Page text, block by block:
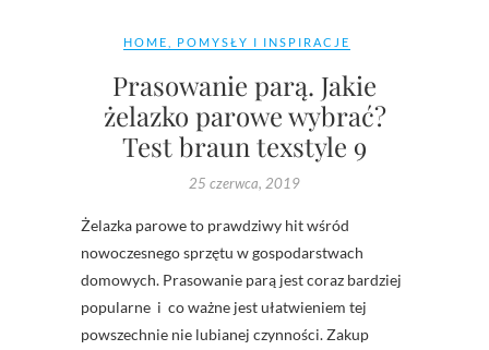
HOME POMYSŁY I INSPIRACJE
Prasowanie parą. Jakie
żelazko parowe wybrać?
Test braun texstyle 9
25 czerwca, 2019
Żelazka parowe to prawdziwy hit wśród
nowoczesnego sprzętu w gospodarstwach
domowych. Prasowanie parą jest coraz bardziej
popularne i co ważne jest ułatwieniem tej
powszechnie nie lubianej czynności. Zakup